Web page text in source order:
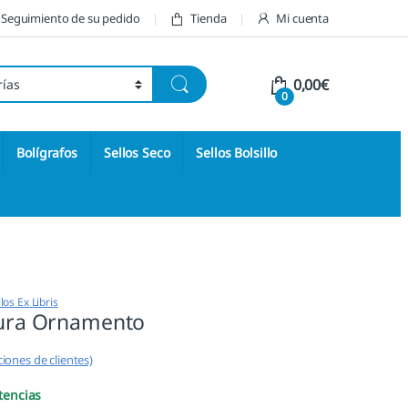
Seguimiento de su pedido Tienda Mi cuenta
0
0,00€
Bolígrafos Sellos Seco Sellos Bolsillo
Ex Libris
Ornamento
de clientes)